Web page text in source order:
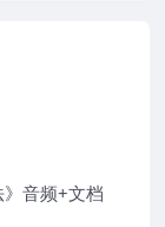
音频+文档